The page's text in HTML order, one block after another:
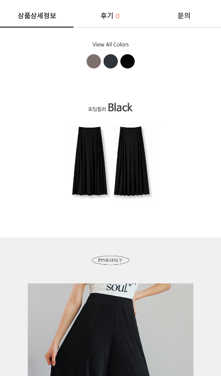
상품상세정보 후기0 문의